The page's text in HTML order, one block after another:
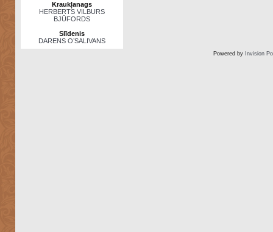
Kraukļanags
HERBERTS VILBURS
BJŪFORDS
Slīdenis
DARENS O’SALIVANS
Powered by Invision